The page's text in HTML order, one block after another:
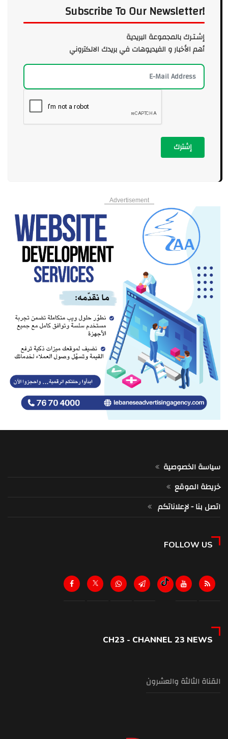
Subscribe To Our Newsletter!
إشـتـرك بالمجموعة البريدية
أهم الأخبار و الفيديوهات في بريدك الالكتروني
إشترك
Advertisement
سياسة الخصوصية
خريطة الموقع
اتصل بنا - لإعلاناتكم
FOLLOW US
CH23 - CHANNEL 23 NEWS
القناة الثالثة والعشرون